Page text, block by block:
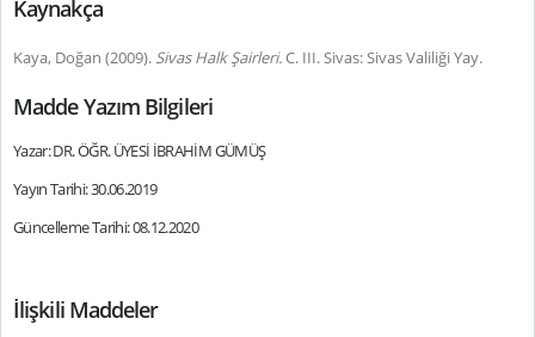
Kaynakça
Kaya, Doğan (2009). Sivas Halk Şairleri.C. III. Sivas: Sivas Valiliği Yay.
Madde Yazım Bilgileri
Yazar: DR. ÖĞR. ÜYESİ İBRAHİM GÜMÜŞ
Yayın Tarihi: 30.06.2019
Güncelleme Tarihi: 08.12.2020
İlişkili Maddeler